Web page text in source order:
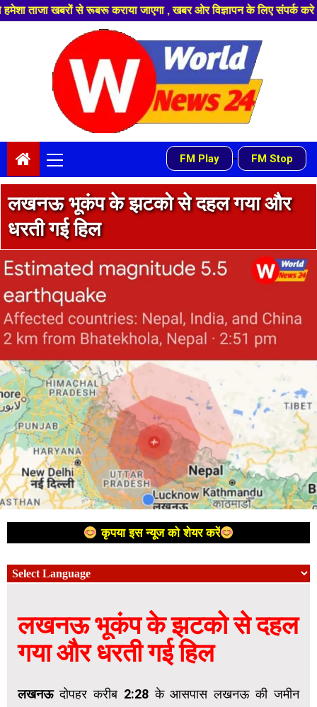
जाएगा , खबर ओर विज्ञापन के लिए संपर्क करे +91 9839649848 ,हमारे
Menu
FM Play - FM Stop
लखनऊ भूकंप के झटको से दहल गया और
धरती गई हिल
कृपया इस न्यूज को शेयर करें
लखनऊ भूकंप के झटको से दहल
गया और धरती गई हिल
लखनऊदोपहर करीब 2:28 के आसपास लखनऊ की जमीन